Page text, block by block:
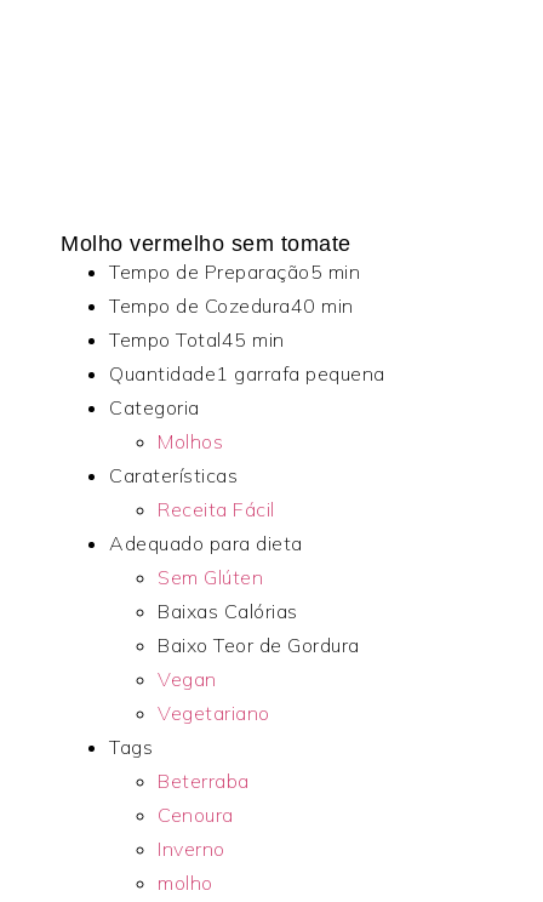
Molho vermelho sem tomate
Tempo de Preparação5 min
Tempo de Cozedura40 min
Tempo Total45 min
Quantidade1 garrafa pequena
Categoria
Molhos
Caraterísticas
Receita Fácil
Adequado para dieta
Sem Glúten
Baixas Calórias
Baixo Teor de Gordura
Vegan
Vegetariano
Tags
Beterraba
Cenoura
Inverno
molho